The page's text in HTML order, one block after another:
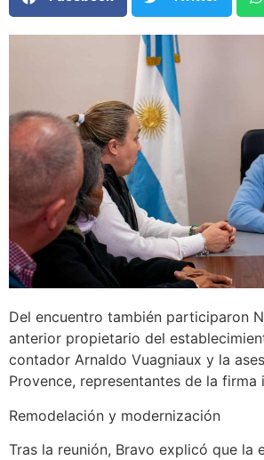
Del encuentro también participaron
anterior propietario del
contador Arnaldo Vuagniaux y la
Provence, representantes de la firma
Remodelación y modernización
Tras la reunión, Bravo explicó que la